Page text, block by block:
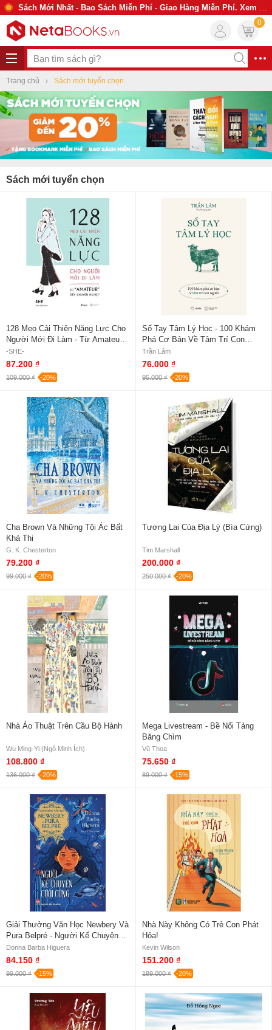
Sách Mới Nhất - Bao Sách Miễn Phí - Giao Hàng Miễn Phí. Xem Ngay
0
Trang chủ Sách mới tuyển chọn
Sách mới tuyển chọn
128 Mẹo Cải Thiện Năng Lực Cho
Người Mới Đi Làm - Từ Amateur
Đến Chuyên Nghiệp
-SHE-
87.200 ₫
109.000 ₫ -20%
Sổ Tay Tâm Lý Học - 100 Khám
Phá Cơ Bản Về Tâm Trí Con
Người
Trần Lâm
76.000 ₫
95.000 ₫ -20%
Cha Brown Và Những Tội Ác Bất
Khả Thi
G. K. Chesterton
79.200 ₫
99.000 ₫ -20%
Tương Lai Của Địa Lý (Bìa Cứng)
Tim Marshall
200.000 ₫
250.000 ₫ -20%
Nhà Ảo Thuật Trên Cầu Bộ Hành
Wu Ming-Yi (Ngô Minh Ích)
108.800 ₫
136.000 ₫ -20%
Mega Livestream - Bề Nổi Tảng
Băng Chìm
Vũ Thoa
75.650 ₫
89.000 ₫ -15%
Giải Thưởng Văn Học Newbery Và
Pura Belpré - Người Kể Chuyện
Cuối Cùng
Donna Barba Higuera
84.150 ₫
99.000 ₫ -15%
Nhà Này Không Có Trẻ Con Phát
Hỏa!
Kevin Wilson
151.200 ₫
189.000 ₫ -20%